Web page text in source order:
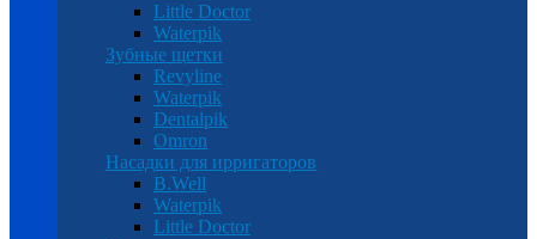
Little Doctor
Waterpik
Зубные щетки
Revyline
Waterpik
Dentalpik
Omron
Насадки для ирригаторов
B.Well
Waterpik
Little Doctor